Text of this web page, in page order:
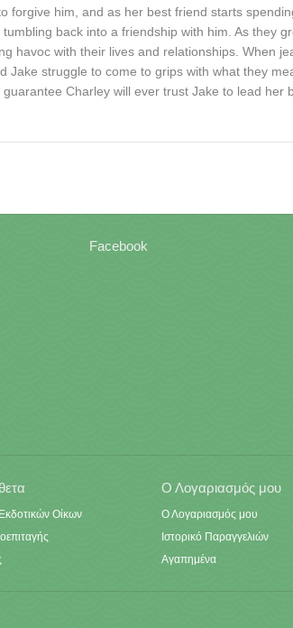
forgive him, and as her best friend starts
back into a friendship with him. As they
havoc with their lives and relationships. When
Jake struggle to come to grips with what they
Charley will ever trust Jake to lead her
Facebook
Οίκων
Ο Λογαριασμός μου
Ο Λογαριασμός μου
Ιστορικό Παραγγελιών
Αγαπημένα